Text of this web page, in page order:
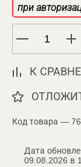
при
К
Код товара —
Дата
09.08.2026 в